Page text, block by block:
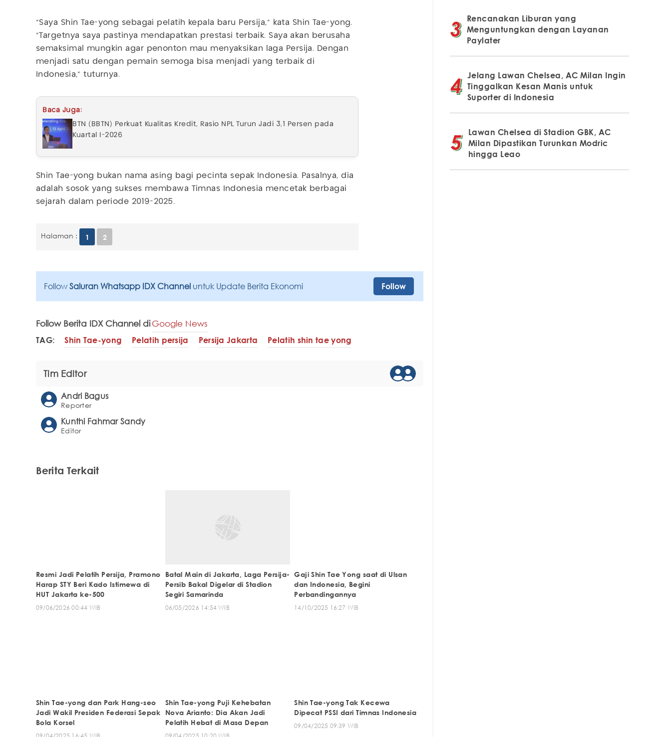
"Saya Shin Tae-yong sebagai pelatih kepala baru Persija," kata Shin Tae-yong.
“Targetnya saya pastinya mendapatkan prestasi terbaik. Saya akan berusaha
semaksimal mungkin agar penonton mau menyaksikan laga Persija. Dengan
menjadi satu dengan pemain semoga bisa menjadi yang terbaik di
Indonesia," tuturnya.
Baca Juga:
BTN (BBTN) Perkuat Kualitas Kredit, Rasio NPL Turun Jadi 3,1 Persen pada
Kuartal I-2026
Shin Tae-yong bukan nama asing bagi pecinta sepak Indonesia. Pasalnya, dia
adalah sosok yang sukses membawa Timnas Indonesia mencetak berbagai
sejarah dalam periode 2019-2025.
Halaman : 1 2
Follow Saluran Whatsapp IDX Channel untuk Update Berita Ekonomi Follow
Follow Berita IDX Channel diGoogle News
TAG: Shin Tae-yong Pelatih persija Persija Jakarta Pelatih shin tae yong
Tim Editor
Andri Bagus
Reporter
Kunthi Fahmar Sandy
Editor
Berita Terkait
Resmi Jadi Pelatih Persija, Pramono
Harap STY Beri Kado Istimewa di
HUT Jakarta ke-500
09/06/2026 00:44 WIB
Batal Main di Jakarta, Laga Persija-
Persib Bakal Digelar di Stadion
Segiri Samarinda
06/05/2026 14:54 WIB
Gaji Shin Tae Yong saat di Ulsan
dan Indonesia, Begini
Perbandingannya
14/10/2025 16:27 WIB
Shin Tae-yong dan Park Hang-seo
Jadi Wakil Presiden Federasi Sepak
Bola Korsel
Shin Tae-yong Puji Kehebatan
Nova Arianto: Dia Akan Jadi
Pelatih Hebat di Masa Depan
Shin Tae-yong Tak Kecewa
Dipecat PSSI dari Timnas Indonesia
09/04/2025 09:39 WIB
Rencanakan Liburan yang
Menguntungkan dengan Layanan
Paylater
Jelang Lawan Chelsea, AC Milan Ingin
Tinggalkan Kesan Manis untuk
Suporter di Indonesia
Lawan Chelsea di Stadion GBK, AC
Milan Dipastikan Turunkan Modric
hingga Leao